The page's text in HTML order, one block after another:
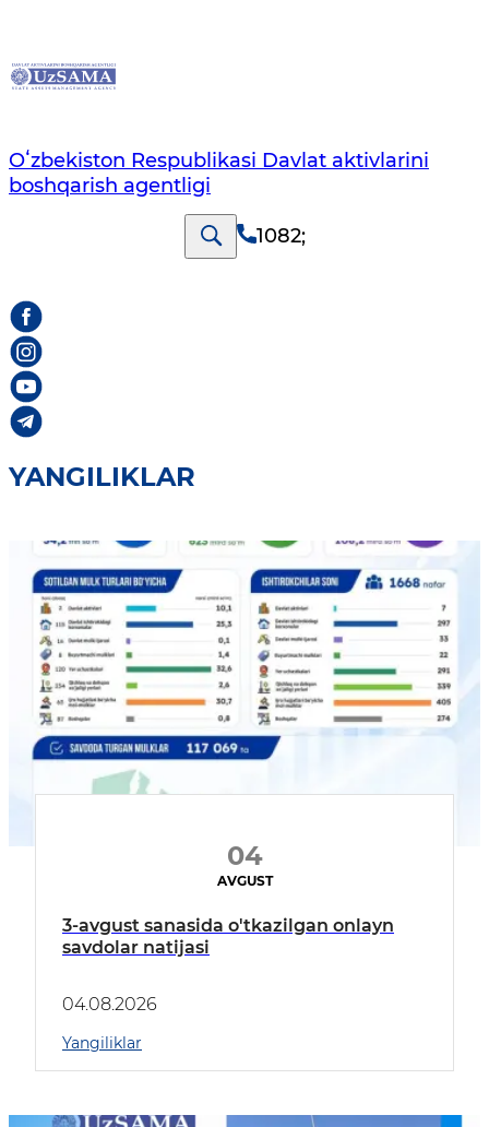
Oʻzbekiston Respublikasi Davlat aktivlarini
boshqarish agentligi
1082;
YANGILIKLAR
04
AVGUST
3-avgust sanasida o'tkazilgan onlayn
savdolar natijasi
04.08.2026
Yangiliklar